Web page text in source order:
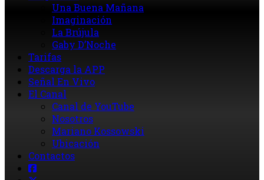
Una Buena Mañana
Imaginación
La Brújula
Gaby D’Noche
Tarifas
Descarga la APP
Señal En Vivo
El Canal
Canal de YouTube
Nosotros
Mariano Kossowski
Ubicación
Contactos